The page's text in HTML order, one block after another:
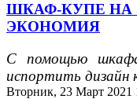
ШКАФ-КУПЕ НА
ЭКОНОМИЯ
С помощью
испортить дизайн
Вторник, 23 Март 2021